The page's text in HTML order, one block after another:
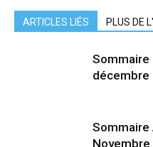
ARTICLES LIÉS PLUS DE
Sommaire
décembre
Sommaire
Novembre